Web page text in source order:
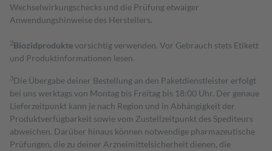
Wechselwirkungschecks und die Prüfung etwaiger
Anwendungshinweise des Herstellers.
2Biozidproduktevorsichtig verwenden. Vor Gebrauch stets Etikett
und Produktinformationen lesen.
3Die Übergabe deiner Bestellung an den Paketdienstleister erfolgt
bei uns werktags von Montag bis Freitag bis 18:00 Uhr. Der genaue
Lieferzeitpunkt kann je nach Region und in Abhängigkeit der
Produktverfügbarkeit sowie vom Zustellzeitpunkt des Spediteurs
abweichen. Darüber hinaus können notwendige pharmazeutische
Prüfungen, die zu deiner Arzneimittelsicherheit dienen, die